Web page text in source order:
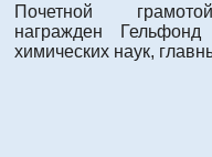
Почетной
награжден
химических наук,